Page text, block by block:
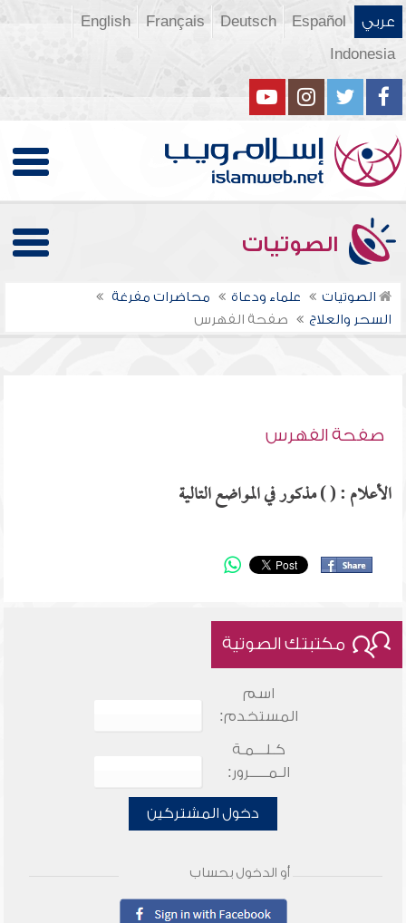
عربي Español
Deutsch
Français
English
Indonesia
الصوتيات
الصوتيات علماء ودعاة
محاضرات مفرغة
السحر والعلاج
صفحة الفهرس
صفحة الفهرس
الأعلام : ( ) مذكور في المواضع التالية
مكتبتك الصوتية
اسم
المستخدم:
كـلـــمـة
الـمـــــرور:
دخول المشتركين
أو الدخول بحساب